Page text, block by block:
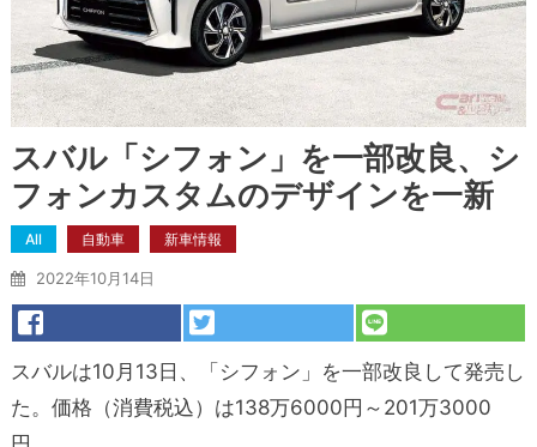
スバル「シフォン」を一部改良、シ
フォンカスタムのデザインを一新
All 自動車 新車情報
2022年10月14日
スバルは10月13日、「シフォン」を一部改良して発売し
た。価格（消費税込）は138万6000円～201万3000